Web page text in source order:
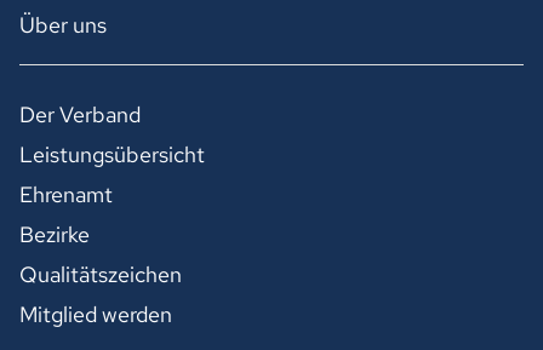
Über uns
Der Verband
Leistungsübersicht
Ehrenamt
Bezirke
Qualitätszeichen
Mitglied werden